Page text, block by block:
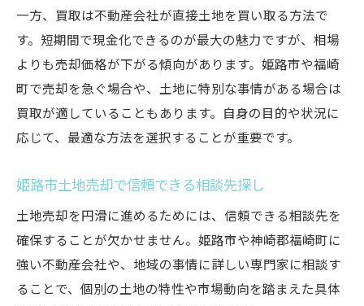
一方、買取は不動産会社が直接土地を買い取る方法で
す。短期間で現金化できるのが最大の魅力ですが、相場
よりも売却価格が下がる傾向があります。姫路市や福崎
町で売却を急ぐ場合や、土地に特別な事情がある場合は
買取が適していることもあります。自身の目的や状況に
応じて、最適な方法を選択することが重要です。
姫路市土地売却で信頼できる相談先探し
土地売却を円滑に進めるためには、信頼できる相談先を
確保することが欠かせません。姫路市や神崎郡福崎町に
強い不動産会社や、地域の事情に詳しい専門家に相談す
ることで、個別の土地の特性や市場動向を踏まえた具体